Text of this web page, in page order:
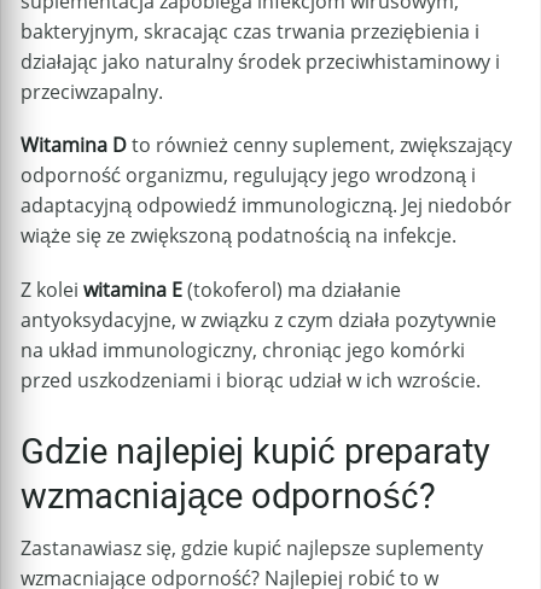
bakteryjnym, skracając czas trwania przeziębienia i
działając jako naturalny środek przeciwhistaminowy i
przeciwzapalny.
Witamina Dto również cenny suplement, zwiększający
odporność organizmu, regulujący jego wrodzoną i
adaptacyjną odpowiedź immunologiczną. Jej niedobór
wiąże się ze zwiększoną podatnością na infekcje.
Z kolei witamina E(tokoferol) ma działanie
antyoksydacyjne, w związku z czym działa pozytywnie
na układ immunologiczny, chroniąc jego komórki
przed uszkodzeniami i biorąc udział w ich wzroście.
Gdzie najlepiej kupić preparaty
wzmacniające odporność?
Zastanawiasz się, gdzie kupić najlepsze suplementy
wzmacniające odporność? Najlepiej robić to w